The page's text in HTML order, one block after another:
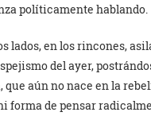
políticamente hablando.
lados, en los rincones,
del ayer,
que aún no nace en la
forma de pensar